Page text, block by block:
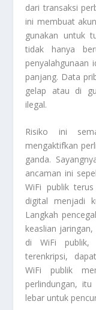
dari transaksi
ini membuat
gunakan untuk
tidak hanya
penyalahgunaan
panjang. Data
gelap atau di
ilegal.
Risiko ini
mengaktifkan
ganda.
ancaman ini
WiFi publik
digital menjadi
Langkah
keaslian
di WiFi publik,
terenkripsi,
WiFi publik
perlindungan,
lebar untuk